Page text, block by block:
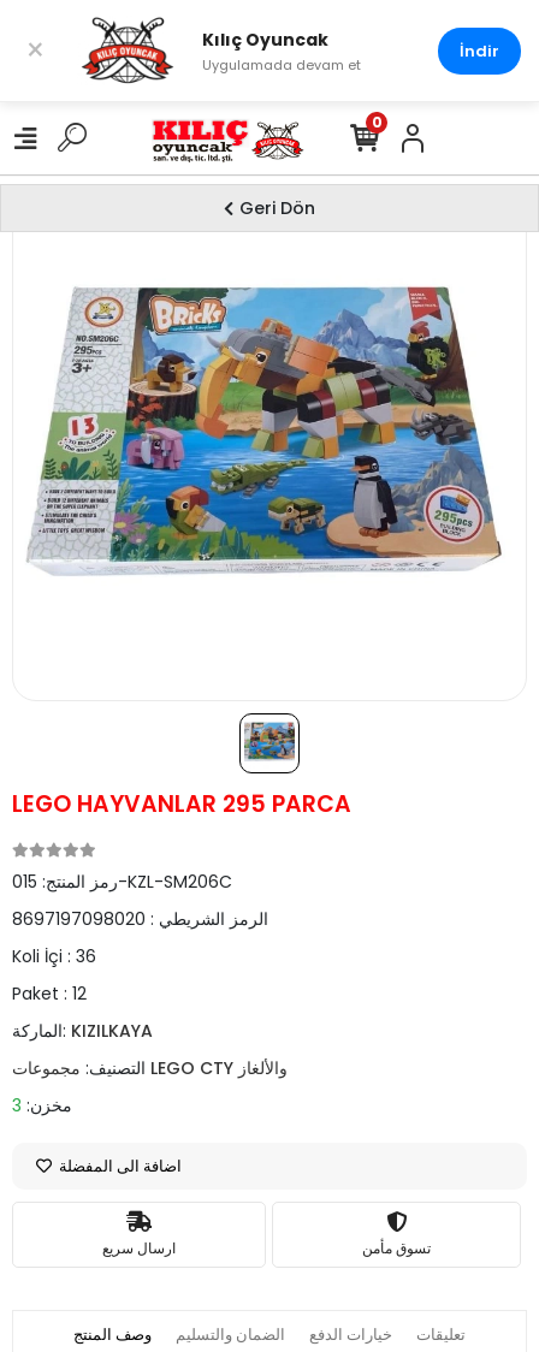
0
Geri Dön
LEGO HAYVANLAR 295 PARCA
رمز المنتج:015-KZL-SM206C
الرمز الشريطي : 8697197098020
Koli İçi : 36
Paket : 12
الماركة: KIZILKAYA
التصنيف:
مجموعات LEGO CTY والألغاز
مخزن: 3
اضافة الى المفضلة
ارسال سريع تسوق مأمن
وصف المنتج الضمان والتسليم خيارات الدفع تعليقات
× Kılıç Oyuncak
Uygulamada devam et
İndir